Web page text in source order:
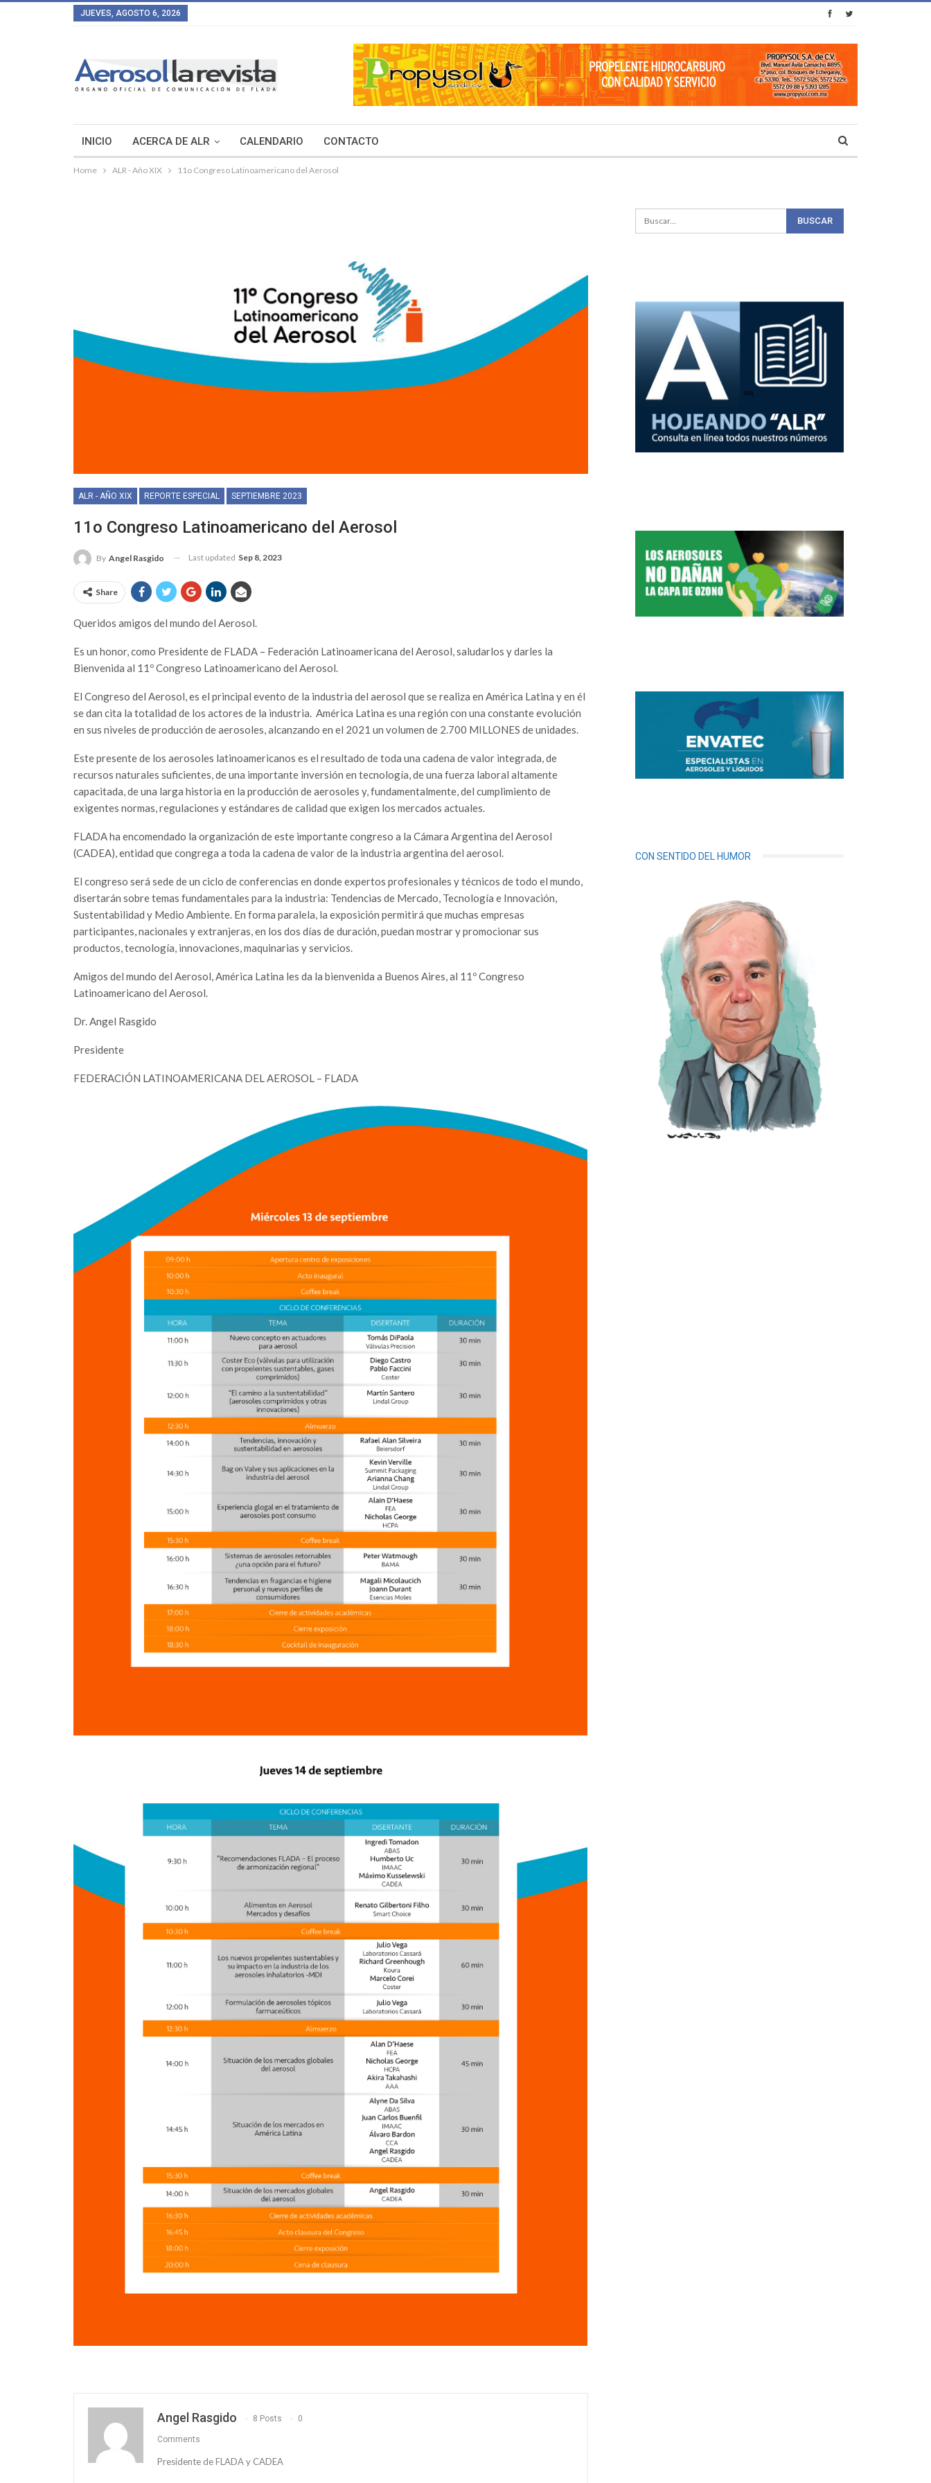
JUEVES, AGOSTO 6, 2026
INICIO ACERCA DE ALR CALENDARIO CONTACTO
Home ALR - Año XIX 11o Congreso Latinoamericano del Aerosol
ALR - AÑO XIX REPORTE ESPECIAL SEPTIEMBRE 2023
11o Congreso Latinoamericano del Aerosol
By Angel Rasgido Last updated Sep 8, 2023
Share
Queridos amigos del mundo del Aerosol.
Es un honor, como Presidente de FLADA – Federación Latinoamericana del Aerosol, saludarlos y darles la
Bienvenida al 11º Congreso Latinoamericano del Aerosol.
El Congreso del Aerosol, es el principal evento de la industria del aerosol que se realiza en América Latina y en él
se dan cita la totalidad de los actores de la industria. América Latina es una región con una constante evolución
en sus niveles de producción de aerosoles, alcanzando en el 2021 un volumen de 2.700 MILLONES de unidades.
Este presente de los aerosoles latinoamericanos es el resultado de toda una cadena de valor integrada, de
recursos naturales suficientes, de una importante inversión en tecnología, de una fuerza laboral altamente
capacitada, de una larga historia en la producción de aerosoles y, fundamentalmente, del cumplimiento de
exigentes normas, regulaciones y estándares de calidad que exigen los mercados actuales.
FLADA ha encomendado la organización de este importante congreso a la Cámara Argentina del Aerosol
(CADEA), entidad que congrega a toda la cadena de valor de la industria argentina del aerosol.
El congreso será sede de un ciclo de conferencias en donde expertos profesionales y técnicos de todo el mundo,
disertarán sobre temas fundamentales para la industria: Tendencias de Mercado, Tecnología e Innovación,
Sustentabilidad y Medio Ambiente. En forma paralela, la exposición permitirá que muchas empresas
participantes, nacionales y extranjeras, en los dos días de duración, puedan mostrar y promocionar sus
productos, tecnología, innovaciones, maquinarias y servicios.
Amigos del mundo del Aerosol, América Latina les da la bienvenida a Buenos Aires, al 11º Congreso
Latinoamericano del Aerosol.
Dr. Angel Rasgido
Presidente
FEDERACIÓN LATINOAMERICANA DEL AEROSOL – FLADA
Angel Rasgido 8 Posts 0
Comments
Presidente de FLADA y CADEA
CON SENTIDO DEL HUMOR